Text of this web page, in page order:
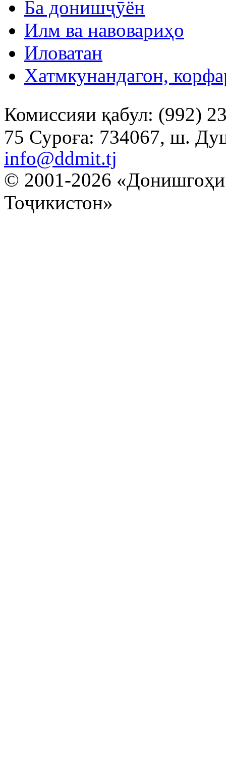
Ба донишҷӯён
Илм ва навовариҳо
Иловатан
Хатмкунандагон,
Комиссияи қабул: (992)
75 Суроға: 734067, ш.
info@ddmit.tj
© 2001-2026 «Донишгоҳи
Тоҷикистон»